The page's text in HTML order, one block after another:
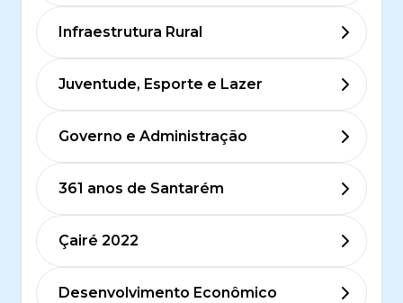
Infraestrutura Rural
Juventude, Esporte e Lazer
Governo e Administração
361 anos de Santarém
Çairé 2022
Desenvolvimento Econômico